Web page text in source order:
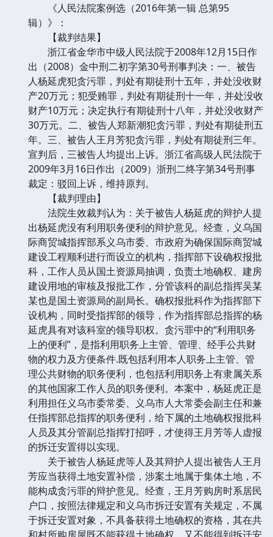
《人民法院案例选（2016年第一辑 总第95
辑）》：
【裁判结果】
浙江省金华市中级人民法院于2008年12月15日作
出（2008）金中刑二初字第30号刑事判决：一、被告
人杨延虎犯贪污罪，判处有期徒刑十五年，并处没收财
产20万元；犯受贿罪，判处有期徒刑十一年，并处没收
财产10万元；决定执行有期徒刑十八年，并处没收财产
30万元。二、被告人郑新潮犯贪污罪，判处有期徒刑五
年。三、被告人王月芳犯贪污罪，判处有期徒刑三年。
宣判后，三被告人均提出上诉。浙江省高级人民法院于
2009年3月16日作出（2009）浙刑二终字第34号刑事
裁定：驳回上诉，维持原判。
【裁判理由】
法院生效裁判认为：关于被告人杨延虎的辩护人提
出杨延虎没有利用职务便利的辩护意见。经查，义乌国
际商贸城指挥部系义乌市委、市政府为确保国际商贸城
建设工程顺利进行而设立的机构，指挥部下设确权报批
科，工作人员从国土资源局抽调，负责土地确权、建房
建设用地的审核及报批工作，分管该科的副总指挥吴某
某也是国土资源局的副局长。确权报批科作为指挥部下
设机构，同时受指挥部的领导，作为指挥部总指挥的杨
延虎具有对该科室的领导职权。贪污罪中的“利用职务
上的便利”，是指利用职务上主管、管理、经手公共财
物的权力及方便条件.既包括利用本人职务上主管、管
理公共财物的职务便利，也包括利用职务上有隶属关系
的其他国家工作人员的职务便利。本案中，杨延虎正是
利用担任义乌市委常委、义乌市人大常委会副主任和兼
任指挥部总指挥的职务便利，给下属的土地确权报批科
人员及其分管副总指挥打招呼，才使得王月芳等人虚报
的拆迁安置得以实现。
关于被告人杨延虎等人及其辩护人提出被告人王月
芳应当获得土地安置补偿，涉案土地属于集体土地，不
能构成贪污罪的辩护意见。经查，王月芳购房时系居民
户口，按照法律规定和义乌市拆迁安置有关规定，不属
于拆迁安置对象，不具备获得土地确权的资格，其在共